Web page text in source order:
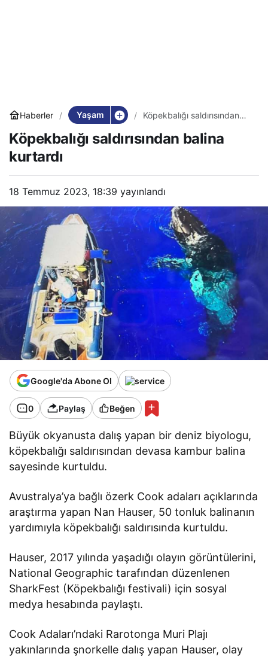
Haberler Yaşam
Köpekbalığı saldırısından
Köpekbalığı saldırısından balina
kurtardı
18 Temmuz 2023, 18:39 yayınlandı
Google'da Abone Ol
0 Paylaş Beğen
Büyük okyanusta dalış yapan bir deniz biyologu,
köpekbalığı saldırısından devasa kambur balina
sayesinde kurtuldu.
Avustralya’ya bağlı özerk Cook adaları açıklarında
araştırma yapan Nan Hauser, 50 tonluk balinanın
yardımıyla köpekbalığı saldırısında kurtuldu.
Hauser, 2017 yılında yaşadığı olayın görüntülerini,
National Geographic tarafından düzenlenen
SharkFest (Köpekbalığı festivali) için sosyal
medya hesabında paylaştı.
Cook Adaları’ndaki Rarotonga Muri Plajı
yakınlarında şnorkelle dalış yapan Hauser, olay